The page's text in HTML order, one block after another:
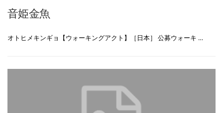
音姫金魚
オトヒメキンギョ【ウォーキングアクト】［日本］ 公募ウォーキ …